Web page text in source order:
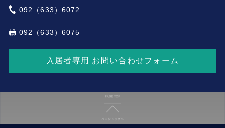
092（633）6072
092（633）6075
入居者専用 お問い合わせフォーム